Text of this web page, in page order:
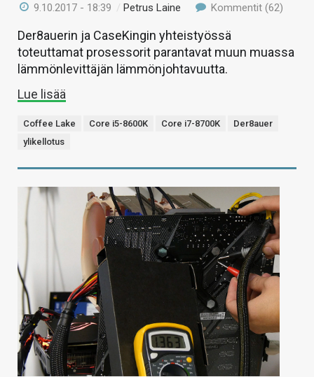
9.10.2017 - 18:39 /Petrus Laine Kommentit (62)
Der8auerin ja CaseKingin yhteistyössä
toteuttamat prosessorit parantavat muun muassa
lämmönlevittäjän lämmönjohtavuutta.
Lue lisää
Coffee Lake Core i5-8600K Core i7-8700K
Der8auer
ylikellotus